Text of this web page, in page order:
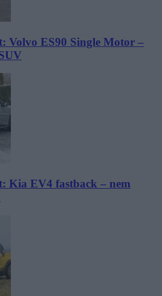
Volvo ES90 Single Motor –
Kia EV4 fastback – nem